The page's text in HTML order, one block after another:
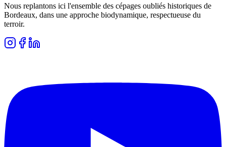
Nous replantons ici l'ensemble des cépages oubliés historiques de
Bordeaux, dans une approche biodynamique, respectueuse du
terroir.